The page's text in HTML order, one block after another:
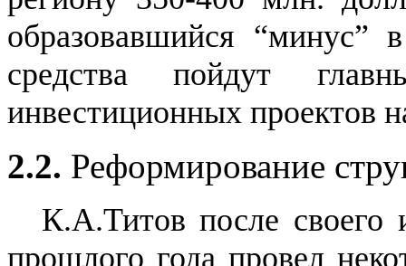
образовавшийся
средства пойдут
инвестиционных проектов
2.2. Реформирование
К.А.Титов после своего
прошлого года провел